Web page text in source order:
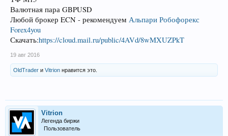
Валютная пара GBPUSD
Любой брокер ECN - рекомендуем Альпари Робофорекс
Forex4you
Скачать:https://cloud.mail.ru/public/4AVd/8wMXUZPkT
19 авг 2016
OldTrader и Vitrion нравится это.
Vitrion
Легенда биржи
Пользователь